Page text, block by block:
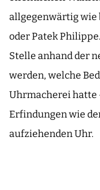
allgegenwärtig wie
oder Patek
Stelle anhand der
werden, welche
Uhrmacherei hatte
Erfindungen wie
aufziehenden Uhr.